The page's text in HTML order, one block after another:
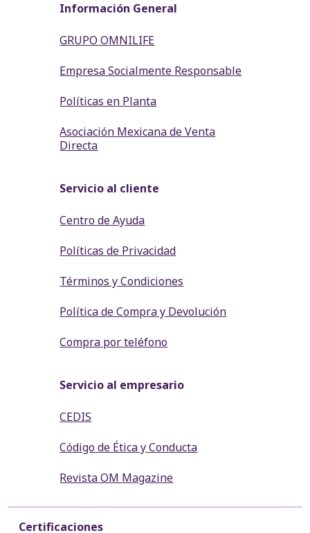
Información General
GRUPO OMNILIFE
Empresa Socialmente Responsable
Políticas en Planta
Asociación Mexicana de Venta
Directa
Servicio al cliente
Centro de Ayuda
Políticas de Privacidad
Términos y Condiciones
Política de Compra y Devolución
Compra por teléfono
Servicio al empresario
CEDIS
Código de Ética y Conducta
Revista OM Magazine
Certificaciones